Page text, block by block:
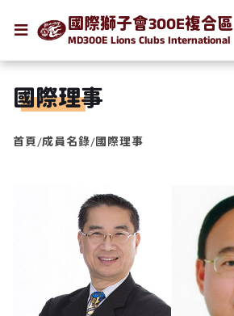
國際獅子會300E複合區
MD300E Lions Clubs International
國際理事
首頁/成員名錄/國際理事